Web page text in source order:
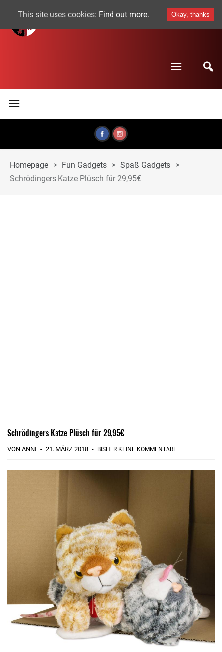
Homepage > Fun Gadgets > Spaß Gadgets >
Schrödingers Katze Plüsch für 29,95€
Schrödingers Katze Plüsch für 29,95€
VON ANNI 21. MÄRZ 2018 BISHER KEINE KOMMENTARE
This site uses cookies: Find out more. Okay, thanks